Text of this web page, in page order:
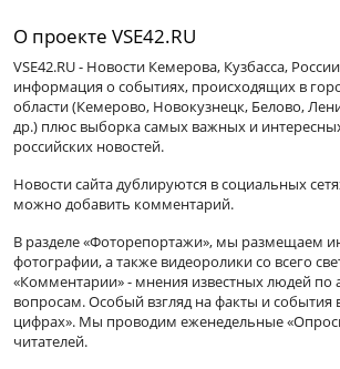
О проекте VSE42.RU
VSE42.RU - Новости Кемерова, Кузбасса,
информация о событиях, происходящих в
области (Кемерово, Новокузнецк, Белово,
др.) плюс выборка самых важных и
российских новостей.
Новости сайта дублируются в социальных
можно добавить комментарий.
В разделе «Фоторепортажи», мы размещаем
фотографии, а также видеоролики со всего
«Комментарии» - мнения известных людей по
вопросам. Особый взгляд на факты и события
цифрах». Мы проводим еженедельные
читателей.